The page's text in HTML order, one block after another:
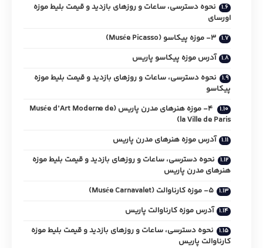
نحوه دسترسی، ساعات و روزهای بازدید و قیمت بلیط موزه
اورسای
3- موزه پیکاسو (Musée Picasso)
آدرس موزه پیکاسو پاریس
نحوه دسترسی، ساعات و روزهای بازدید و قیمت بلیط موزه
پیکاسو
4- موزه هنرهای مدرن پاریس (Musée d’Art Moderne de
la Ville de Paris)
آدرس موزه هنرهای مدرن پاریس
نحوه دسترسی، ساعات و روزهای بازدید و قیمت بلیط موزه
هنرهای مدرن پاریس
5- موزه کارناوالت (Musée Carnavalet)
آدرس موزه کارناوالت پاریس
نحوه دسترسی، ساعات و روزهای بازدید و قیمت بلیط موزه
کارناوالت پاریس